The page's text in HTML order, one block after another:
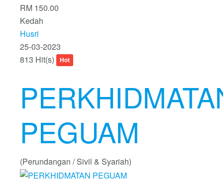
RM 150.00
Kedah
Husri
25-03-2023
813 Hit(s)
Hot
PEGUAM
(Perundangan / Sivil & Syariah)